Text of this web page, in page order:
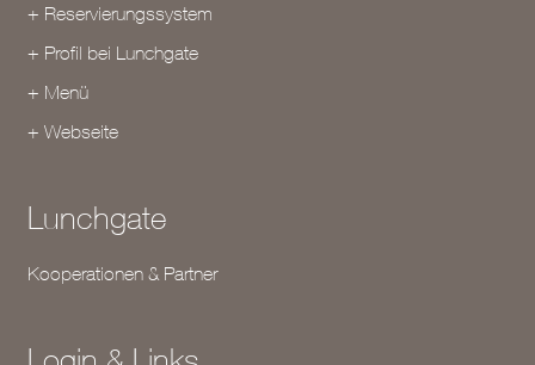
+ Reservierungssystem
+ Profil bei Lunchgate
+ Menü
+ Webseite
Lunchgate
Kooperationen & Partner